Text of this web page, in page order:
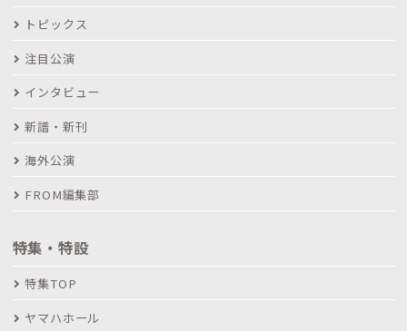
トピックス
注目公演
インタビュー
新譜・新刊
海外公演
FROM編集部
特集・特設
特集TOP
ヤマハホール